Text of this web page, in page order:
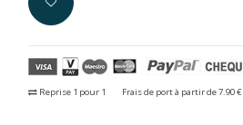
Reprise 1 pour 1 Frais de port à partir de 7.90 €